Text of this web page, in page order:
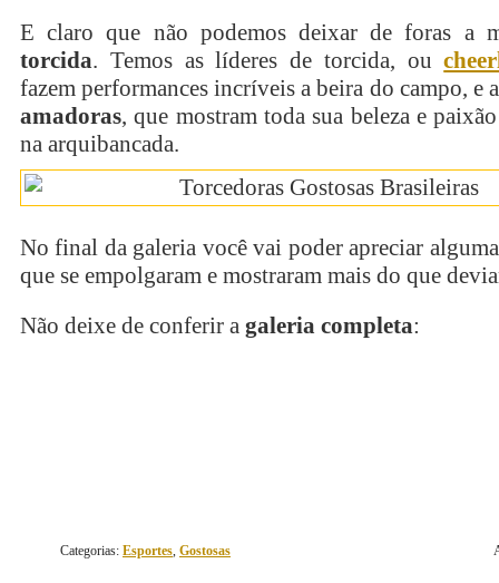
E claro que não podemos deixar de foras a
torcida. Temos as líderes de torcida, ou
fazem performances incríveis a beira do campo, e
amadoras, que mostram toda sua beleza e
na arquibancada.
No final da galeria você vai poder apreciar
que se empolgaram e mostraram mais do que
Não deixe de conferir a galeria completa:
Categorias: Esportes, Gostosas